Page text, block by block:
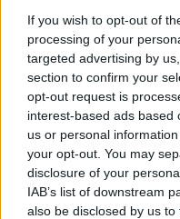
If you wish to opt-out of
processing of your
targeted advertising by
section to confirm your
opt-out request is
interest-based ads based
us or personal
your opt-out. You may
disclosure of your
IAB’s list of downstream
also be disclosed by us